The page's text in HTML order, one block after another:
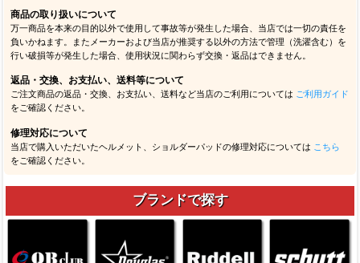
商品の取り扱いについて
万一商品を本来の目的以外で使用して事故等が発生した場合、当店では一切の責任を
負いかねます。またメーカーおよび当店が推奨する以外の方法で管理（洗濯含む）を
行い破損等が発生した場合、使用状況に関わらず交換・返品はできません。
返品・交換、お支払い、送料等について
ご注文商品の返品・交換、お支払い、送料など当店のご利用については ご利用ガイド
をご確認ください。
修理対応について
当店で購入いただいたヘルメット、ショルダーパッドの修理対応については こちら
をご確認ください。
ブランドで探す